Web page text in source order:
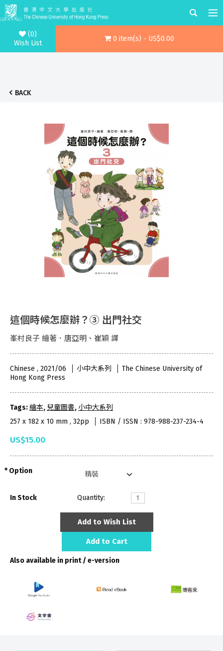
(0)
Wish List
0 item(s) - US$0.00
BACK
這個時候怎麼辦？③ 出門社交
峯村良子 繪著．唐亞明、崔穎 譯
Chinese , 2021/06 小中大系列
The Chinese University of
Hong Kong Press
Tags:繪本, 兒童圖書, 小中大系列
257 x 182 x 10 mm , 32pp
ISBN / ISSN : 978-988-237-234-4
US$15.00
Option
In Stock Quantity:
Add to Wish List
Add to Cart
Also available in print / e-version